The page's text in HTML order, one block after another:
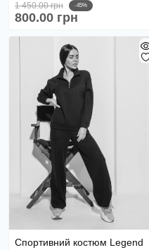
1 450.00 грн -45%
800.00 грн
Спортивний костюм Legend